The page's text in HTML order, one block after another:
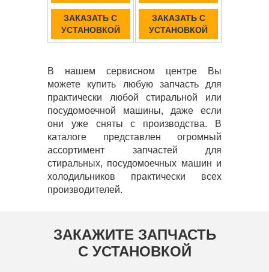
ЗАКАЗАТЬ С
УСТАНОВКОЙ
ЗАКАЗАТЬ С
УСТАНОВКОЙ
В нашем сервисном центре Вы
можете купить любую запчасть для
практически любой стиральной или
посудомоечной машины, даже если
они уже сняты с производства. В
каталоге представлен огромный
ассортимент запчастей для
стиральных, посудомоечных машин и
холодильников практически всех
производителей.
ЗАКАЖИТЕ ЗАПЧАСТЬ
С УСТАНОВКОЙ